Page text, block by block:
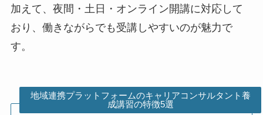
加えて、夜間・土日・オンライン開講に対応して
おり、働きながらでも受講しやすいのが魅力で
す。
地域連携プラットフォームのキャリアコンサルタント養
成講習の特徴5選